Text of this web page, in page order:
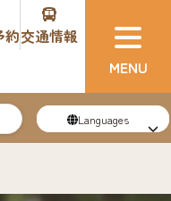
約交通情報
Languages